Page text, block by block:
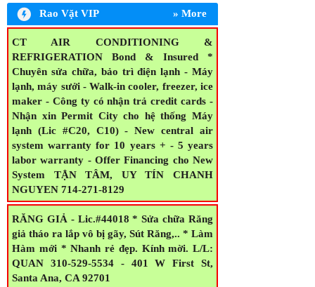
Rao Vặt VIP » More
CT AIR CONDITIONING &
REFRIGERATION Bond & Insured *
Chuyên sửa chữa, bảo trì điện lạnh - Máy
lạnh, máy sưởi - Walk-in cooler, freezer, ice
maker - Công ty có nhận trả credit cards -
Nhận xin Permit City cho hệ thống Máy
lạnh (Lic #C20, C10) - New central air
system warranty for 10 years + - 5 years
labor warranty - Offer Financing cho New
System TẬN TÂM, UY TÍN CHANH
NGUYEN 714-271-8129
RĂNG GIẢ - Lic.#44018 * Sửa chữa Răng
giả tháo ra lắp vô bị gãy, Sút Răng,.. * Làm
Hàm mới * Nhanh rẻ đẹp. Kính mời. L/L:
QUAN 310-529-5534 - 401 W First St,
Santa Ana, CA 92701